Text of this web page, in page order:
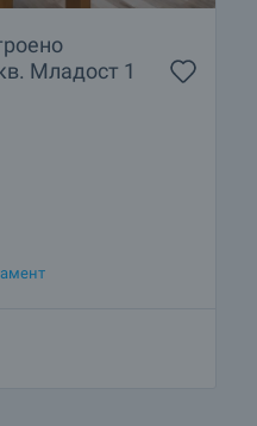
Младост 1